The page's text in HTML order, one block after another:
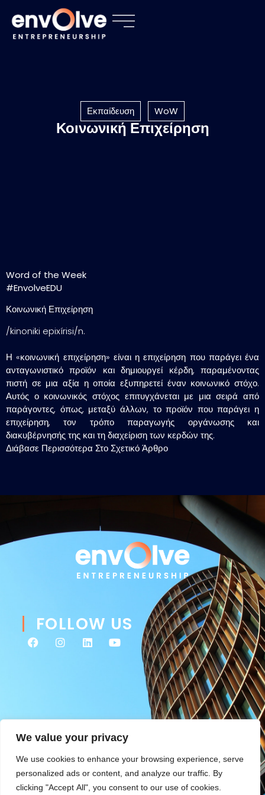
We value your privacy
We use cookies to enhance your browsing experience, serve
personalized ads or content, and analyze our traffic. By
clicking "Accept All", you consent to our use of cookies.
Εκπαίδευση WoW
Κοινωνική Επιχείρηση
Word of the Week
#EnvolveEDU
Κοινωνική Επιχείρηση
/kinoniki epixírisi/n.
Η «κοινωνική επιχείρηση» είναι η επιχείρηση που παράγει ένα
ανταγωνιστικό προϊόν και δημιουργεί κέρδη, παραμένοντας
πιστή σε μια αξία η οποία εξυπηρετεί έναν κοινωνικό στόχο.
Αυτός ο κοινωνικός στόχος επιτυγχάνεται με μια σειρά από
παράγοντες, όπως, μεταξύ άλλων, το προϊόν που παράγει η
επιχείρηση, τον τρόπο παραγωγής οργάνωσης και
διακυβέρνησής της και τη διαχείριση των κερδών της.
Διάβασε Περισσότερα Στο Σχετικό Άρθρο
FOLLOW US